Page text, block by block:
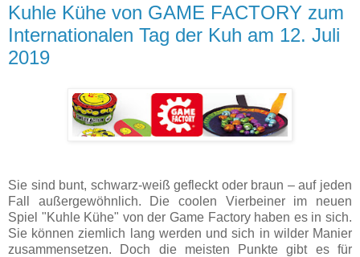
Kuhle Kühe von GAME FACTORY zum
Internationalen Tag der Kuh am 12. Juli
2019
Sie sind bunt, schwarz-weiß gefleckt oder braun – auf jeden
Fall außergewöhnlich. Die coolen Vierbeiner im neuen
Spiel "Kuhle Kühe" von der Game Factory haben es in sich.
Sie können ziemlich lang werden und sich in wilder Manier
zusammensetzen. Doch die meisten Punkte gibt es für